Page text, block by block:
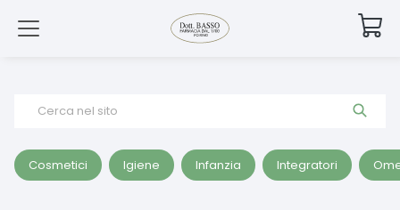
Cerca nel sito
Cosmetici Igiene Infanzia Integratori